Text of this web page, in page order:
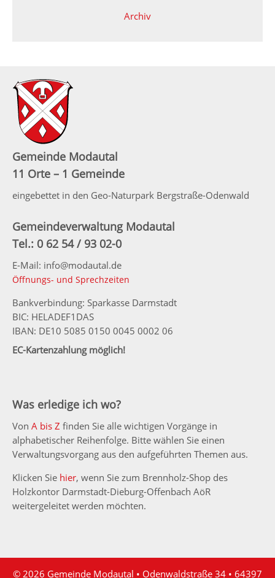
Archiv
Gemeinde Modautal
11 Orte – 1 Gemeinde
eingebettet in den Geo-Naturpark Bergstraße-Odenwald
Gemeindeverwaltung Modautal
Tel.: 0 62 54 / 93 02-0
E-Mail: info@modautal.de
Öffnungs- und Sprechzeiten
Bankverbindung: Sparkasse Darmstadt
BIC: HELADEF1DAS
IBAN: DE10 5085 0150 0045 0002 06
EC-Kartenzahlung möglich!
Was erledige ich wo?
Von A bis Z finden Sie alle wichtigen Vorgänge in
alphabetischer Reihenfolge. Bitte wählen Sie einen
Verwaltungsvorgang aus den aufgeführten Themen aus.
Klicken Sie hier, wenn Sie zum Brennholz-Shop des
Holzkontor Darmstadt-Dieburg-Offenbach AöR
weitergeleitet werden möchten.
© 2026 Gemeinde Modautal • Odenwaldstraße 34 • 64397